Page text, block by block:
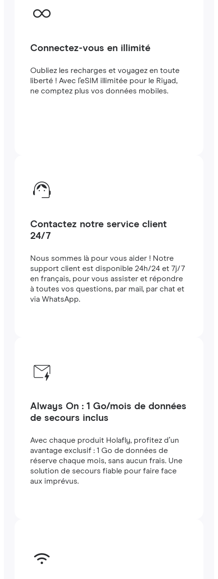
Connectez-vous en illimité
Oubliez les recharges et voyagez en toute
liberté ! Avec l’eSIM illimitée pour le Riyad,
ne comptez plus vos données mobiles.
Contactez notre service client
24/7
Nous sommes là pour vous aider ! Notre
support client est disponible 24h/24 et 7j/7
en français, pour vous assister et répondre
à toutes vos questions, par mail, par chat et
via WhatsApp.
Always On : 1 Go/mois de données
de secours inclus
Avec chaque produit Holafly, profitez d’un
avantage exclusif : 1 Go de données de
réserve chaque mois, sans aucun frais. Une
solution de secours fiable pour faire face
aux imprévus.